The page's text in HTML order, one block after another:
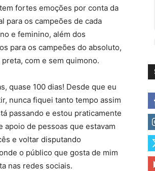
fortes emoções por conta da
para os campeões de cada
e feminino, além dos
para os campeões do absoluto,
com e sem quimono.
quase 100 dias! Desde que eu
nunca fiquei tanto tempo assim
passando e estou praticamente
de pessoas que estavam
e voltar disputando
o público que gosta de mim
nas redes sociais.